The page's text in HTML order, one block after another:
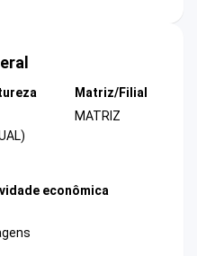
Matriz/Filial
MATRIZ
econômica